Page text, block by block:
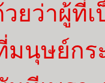
วยว่าผู้ที่
นุษย์กร